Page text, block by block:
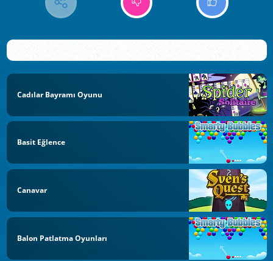
Cadılar Bayramı Oyunu
Basit Eğlence
Canavar
Balon Patlatma Oyunları